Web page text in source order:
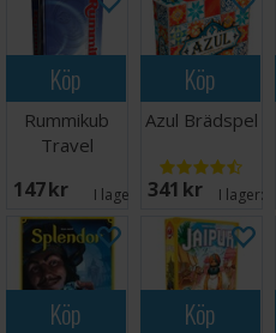
Köp
Rummikub
Travel
Reseutgåva
147 SEK I lager: 9
Köp
Azul Brädspel
341 SEK I lager:
Köp Köp